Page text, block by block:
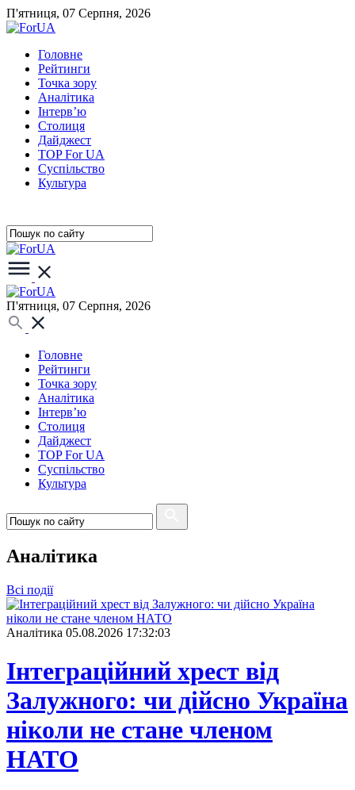
П'ятниця, 07 Серпня, 2026
Головне
Рейтинги
Точка зору
Аналітика
Інтерв’ю
Столиця
Дайджест
TOP For UA
Суспiльство
Культура
П'ятниця, 07 Серпня, 2026
Головне
Рейтинги
Точка зору
Аналітика
Інтерв’ю
Столиця
Дайджест
TOP For UA
Суспiльство
Культура
Аналітика
Всі події
Аналітика 05.08.2026 17:32:03
Інтеграційний хрест від
Залужного: чи дійсно Україна
ніколи не стане членом
НАТО